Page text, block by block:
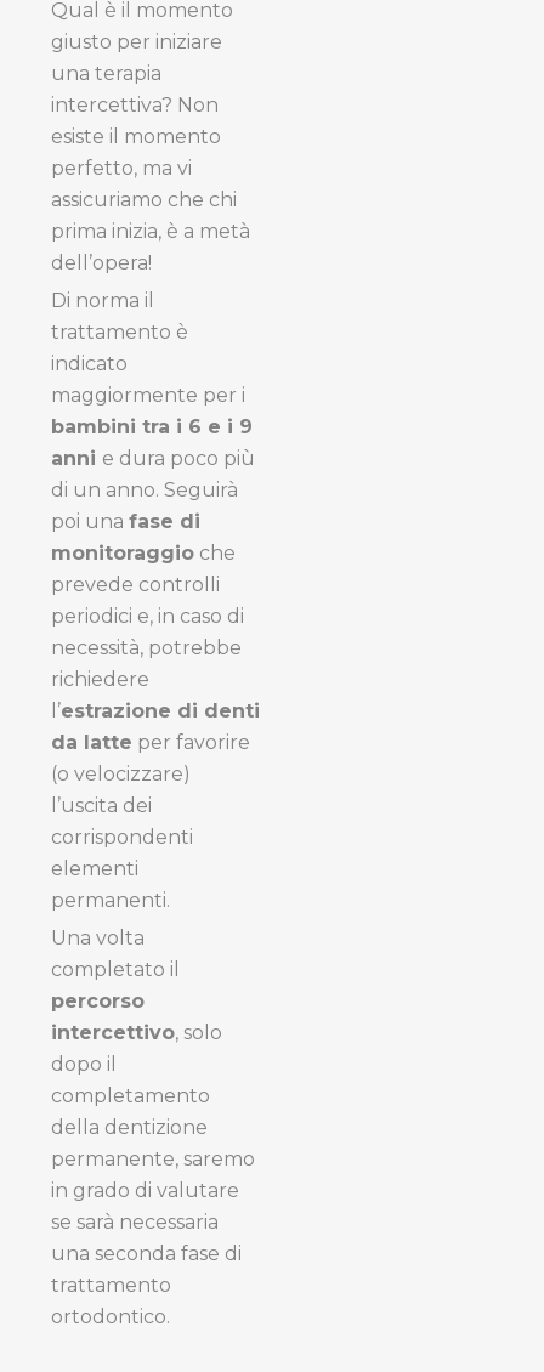
Qual è il momento
giusto per iniziare
una terapia
intercettiva? Non
esiste il momento
perfetto, ma vi
assicuriamo che chi
prima inizia, è a metà
dell’opera!
Di norma il
trattamento è
indicato
maggiormente per i
bambini tra i 6 e i 9
anni e dura poco più
di un anno. Seguirà
poi una fase di
monitoraggio che
prevede controlli
periodici e, in caso di
necessità, potrebbe
richiedere
l’estrazione di denti
da latte per favorire
(o velocizzare)
l’uscita dei
corrispondenti
elementi
permanenti.
Una volta
completato il
percorso
intercettivo, solo
dopo il
completamento
della dentizione
permanente, saremo
in grado di valutare
se sarà necessaria
una seconda fase di
trattamento
ortodontico.